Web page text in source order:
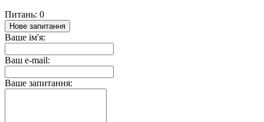
Питань: 0
Нове запитання
Ваше ім'я:
Ваш e-mail:
Ваше запитання: